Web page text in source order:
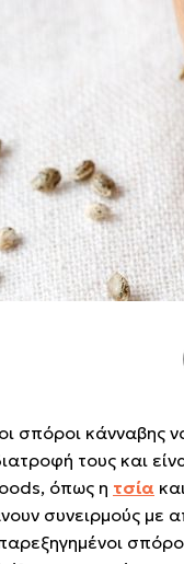
σπόροι κάνναβης
τους και
όπως η τσία
συνειρμούς με